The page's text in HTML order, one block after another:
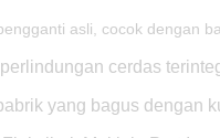
asli, cocok dengan
cerdas
yang bagus dengan